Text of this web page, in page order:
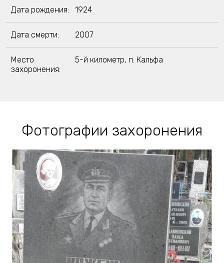
Дата рождения: 1924
Дата смерти: 2007
Место
захоронения:
5-й километр, п. Кальфа
Фотографии захоронения